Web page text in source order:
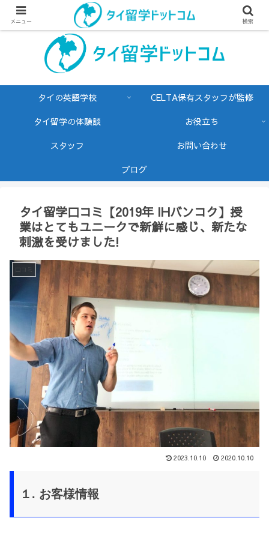
タイの英語学校
CELTA保有スタッフが監修
タイ留学の体験談
お役立ち
スタッフ
お問い合わせ
ブログ
タイ留学口コミ【2019年 IHバンコク】授
業はとてもユニークで新鮮に感じ、新たな
刺激を受けました!
口コミ
2023.10.10 2020.10.10
１. お客様情報
メニュー 検索